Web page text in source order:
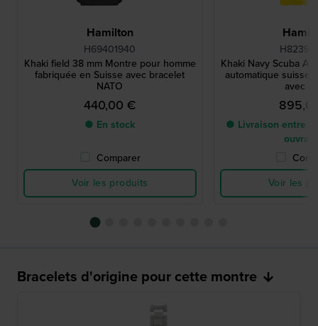
Hamilton
H69401940
Khaki field 38 mm Montre pour homme
fabriquée en Suisse avec bracelet
NATO
440,00 €
● En stock
Comparer
Voir les produits
Khaki Navy Scuba
automatique suisse
avec
● Livraison entre
Voir les
Bracelets d'origine pour cette montre